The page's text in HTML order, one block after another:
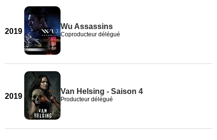
2019
Wu Assassins
Coproducteur délégué
2019
Van Helsing - Saison 4
Producteur délégué